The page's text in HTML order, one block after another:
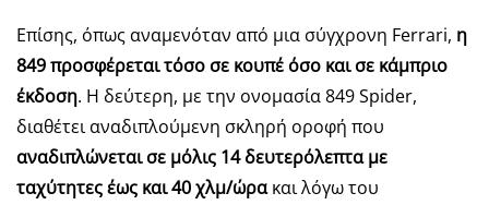
Επίσης, όπως αναμενόταν από μια σύγχρονη Ferrari, η
849 προσφέρεται τόσο σε κουπέ όσο και σε κάμπριο
έκδοση. Η δεύτερη, με την ονομασία 849 Spider,
διαθέτει αναδιπλούμενη σκληρή οροφή που
αναδιπλώνεται σε μόλις 14 δευτερόλεπτα με
ταχύτητες έως και 40 χλμ/ώρακαι λόγω του